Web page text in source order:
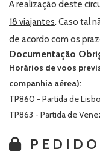
A realização deste
18 viajantes. Caso tal
de acordo com os
Documentação
Horários de voos
companhia aérea):
TP860 - Partida de
TP863 - Partida de